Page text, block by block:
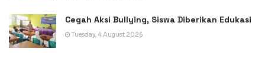
Cegah Aksi Bullying, Siswa Diberikan Edukasi
Tuesday, 4 August 2026